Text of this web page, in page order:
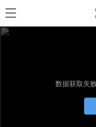
数据获取失